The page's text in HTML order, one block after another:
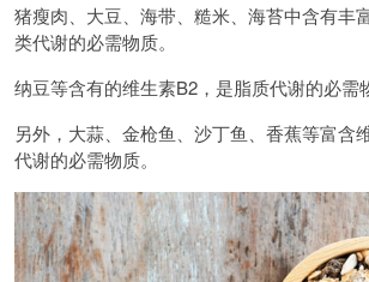
猪瘦肉、大豆、海带、糙米、海苔中含有丰
类代谢的必需物质。
纳豆等含有的维生素B2，是脂质代谢的必需
另外，大蒜、金枪鱼、沙丁鱼、香蕉等富含
代谢的必需物质。